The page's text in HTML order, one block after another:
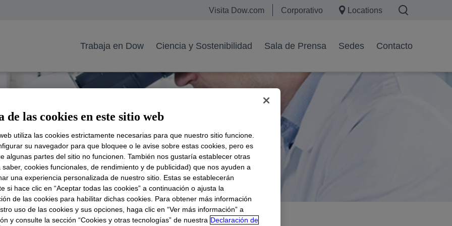
Visita Dow.com Corporativo Locations
Trabaja en Dow Ciencia y Sostenibilidad Sala de Prensa Sedes Contacto
de las cookies en este sitio web
utiliza las cookies estrictamente necesarias para que nuestro sitio funcione.
su navegador para que bloquee o le avise sobre estas cookies, pero es
algunas partes del sitio no funcionen. También nos gustaría establecer otras
saber, cookies funcionales, de rendimiento y de publicidad) que nos ayuden a
una experiencia personalizada de nuestro sitio. Estas se establecerán
si hace clic en “Aceptar todas las cookies” a continuación o ajusta la
de las cookies para habilitar dichas cookies. Para obtener más información
uso de las cookies y sus opciones, haga clic en “Ver más información” a
y consulte la sección “Cookies y otras tecnologías” de nuestra Declaración de